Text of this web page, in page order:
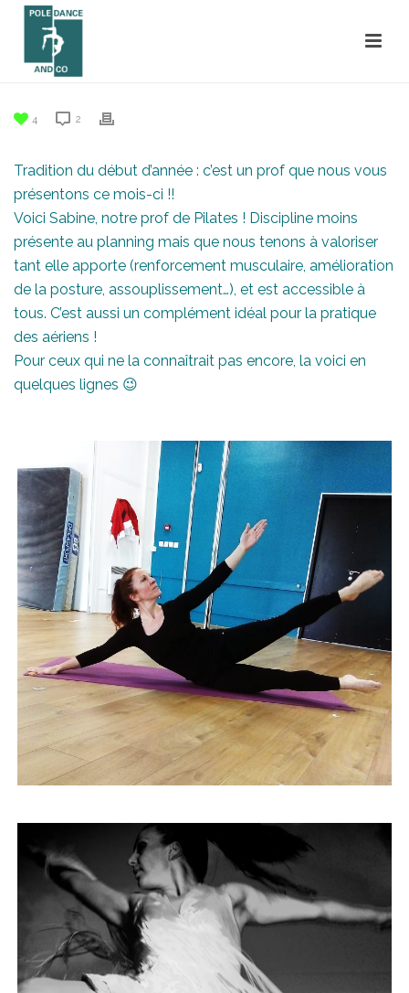
4 2
Tradition du début d’année : c’est un prof que nous vous
présentons ce mois-ci !!
Voici Sabine, notre prof de Pilates ! Discipline moins
présente au planning mais que nous tenons à valoriser
tant elle apporte (renforcement musculaire, amélioration
de la posture, assouplissement…), et est accessible à
tous. C’est aussi un complément idéal pour la pratique
des aériens !
Pour ceux qui ne la connaîtrait pas encore, la voici en
quelques lignes 😉